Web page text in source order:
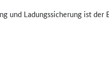
und Ladungssicherung ist